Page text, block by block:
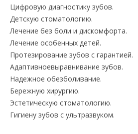
Цифровую диагностику зубов.
Детскую стоматологию.
Лечение без боли и дискомфорта.
Лечение особенных детей.
Протезирование зубов с гарантией.
Адаптивноевыравнивание зубов.
Надежное обезболивание.
Бережную хирургию.
Эстетическую стоматологию.
Гигиену зубов с ультразвуком.